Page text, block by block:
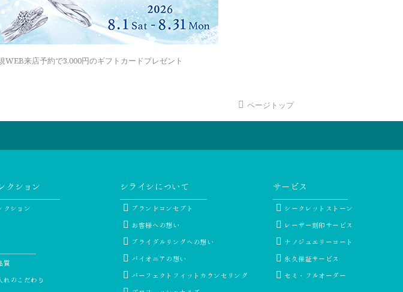
WEB来店予約で3,000円のギフトカードプレゼント
ページトップ
クション
クション
質
れのこだわり
シライシについて
ブランドコンセプト
お客様への想い
ブライダルリングへの想い
パイオニアの想い
パーフェクトフィットカウンセリング
サービス
シークレットストーン
レーザー刻印サービス
ナノジュエリーコート
永久保証サービス
セミ・フルオーダー